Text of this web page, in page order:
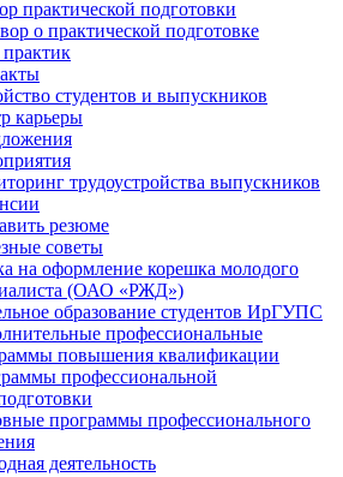
практической подготовки
о практической подготовке
студентов и выпускников
карьеры
трудоустройства выпускников
резюме
советы
на оформление корешка молодого
(ОАО «РЖД»)
образование студентов ИрГУПС
профессиональные
повышения квалификации
профессиональной
программы профессионального
деятельность